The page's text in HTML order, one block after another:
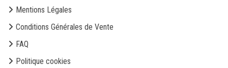
Mentions Légales
Conditions Générales de Vente
FAQ
Politique cookies